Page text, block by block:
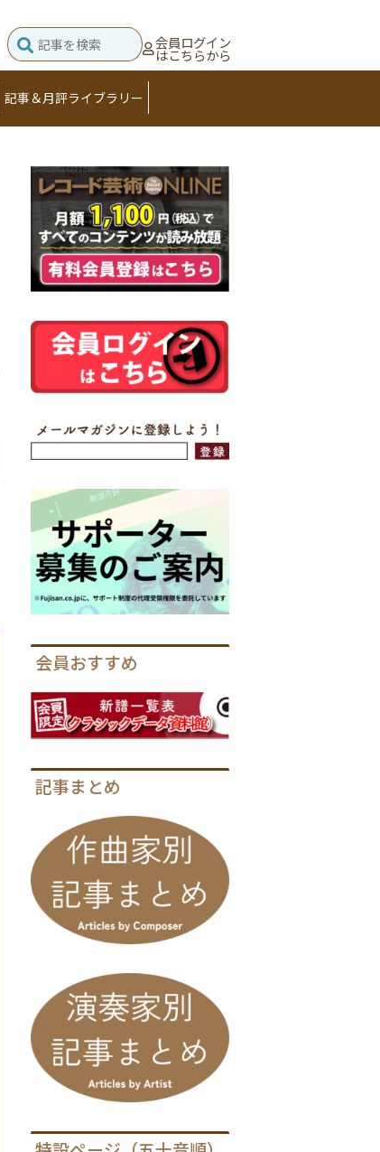
会員ログイン
はこちらから
記事＆月評ライブラリー
会員おすすめ
記事まとめ